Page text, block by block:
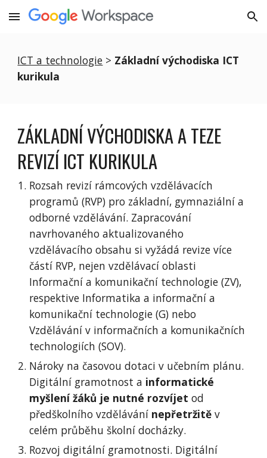
Skip to main content Skip to navigation
ICT a technologie > Základní východiska ICT
kurikula
ZÁKLADNÍ VÝCHODISKA A TEZE
REVIZÍ ICT KURIKULA
Rozsah revizí rámcových vzdělávacích
programů (RVP) pro základní, gymnaziální a
odborné vzdělávání. Zapracování
navrhovaného aktualizovaného
vzdělávacího obsahu si vyžádá revize více
částí RVP, nejen vzdělávací oblasti
Informační a komunikační technologie (ZV),
respektive Informatika a informační a
komunikační technologie (G) nebo
Vzdělávání v informačních a komunikačních
technologiích (SOV).
Nároky na časovou dotaci v učebním plánu.
Digitální gramotnost a informatické
myšlení žáků je nutné rozvíjet od
předškolního vzdělávání nepřetržitě v
celém průběhu školní docházky.
Rozvoj digitální gramotnosti. Digitální